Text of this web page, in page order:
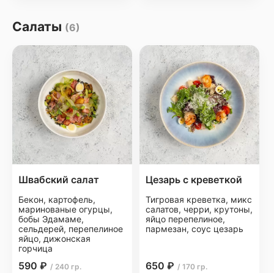
Салаты (6)
Швабский салат
Бекон, картофель,
маринованые огурцы,
бобы Эдамаме,
сельдерей, перепелиное
яйцо, дижонская
горчица
590 ₽ / 240 гр.
Цезарь с креветкой
Тигровая креветка, микс
салатов, черри, крутоны,
яйцо перепелиное,
пармезан, соус цезарь
650 ₽ / 170 гр.